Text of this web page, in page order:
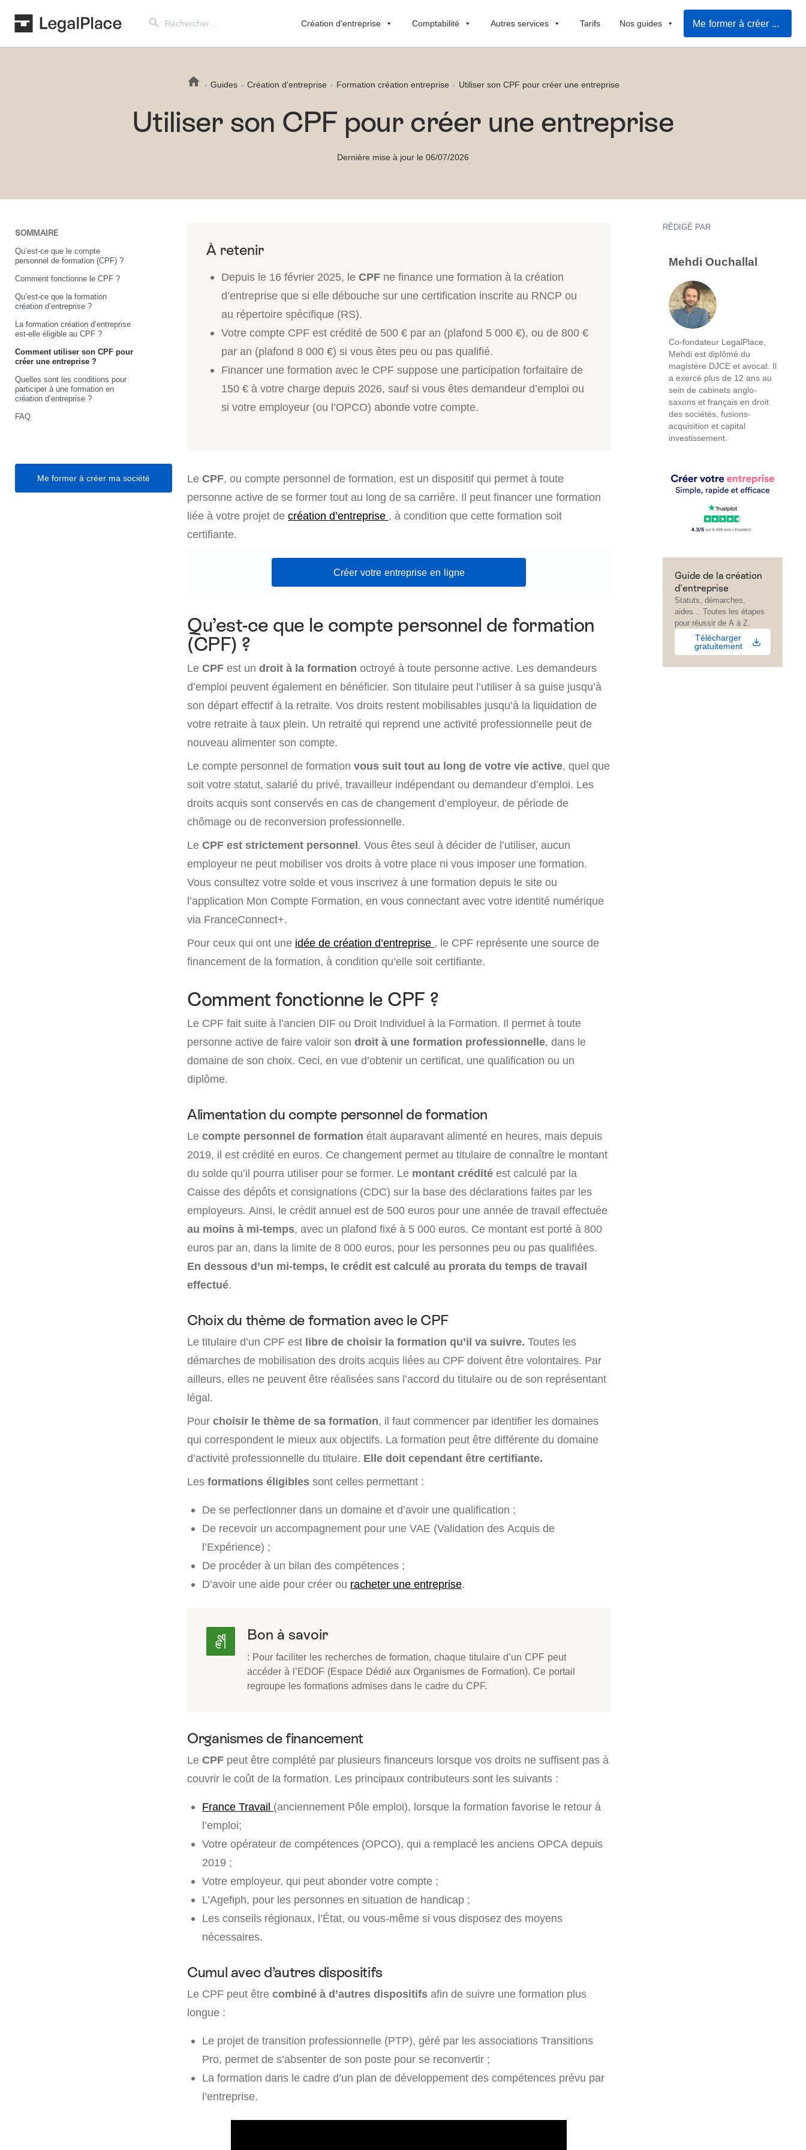
for:
Création d'entreprise Comptabilité Autres services Tarifs Nos guides Me former à créer ma société
Guides Création d'entreprise Formation création entreprise Utiliser son CPF pour créer une entreprise
Utiliser son CPF pour créer une entreprise
Dernière mise à jour le 06/07/2026
SOMMAIRE
Qu’est-ce que le compte
personnel de formation (CPF) ?
Comment fonctionne le CPF ?
Qu’est-ce que la formation
création d’entreprise ?
La formation création d’entreprise
est-elle éligible au CPF ?
Comment utiliser son CPF pour
créer une entreprise ?
Quelles sont les conditions pour
participer à une formation en
création d’entreprise ?
FAQ
Me former à créer ma société
Depuis le 16 février 2025, le CPF ne finance une formation à la création
d’entreprise que si elle débouche sur une certification inscrite au RNCP ou
au répertoire spécifique (RS).
Votre compte CPF est crédité de 500 € par an (plafond 5 000 €), ou de 800 €
par an (plafond 8 000 €) si vous êtes peu ou pas qualifié.
Financer une formation avec le CPF suppose une participation forfaitaire de
150 € à votre charge depuis 2026, sauf si vous êtes demandeur d’emploi ou
si votre employeur (ou l’OPCO) abonde votre compte.
Le CPF, ou compte personnel de formation, est un dispositif qui permet à toute
personne active de se former tout au long de sa carrière. Il peut financer une formation
liée à votre projet de création d’entreprise , à condition que cette formation soit
certifiante.
Créer votre entreprise en ligne
Qu’est-ce que le compte personnel de formation
(CPF) ?
Le CPF est un droit à la formation octroyé à toute personne active. Les demandeurs
d’emploi peuvent également en bénéficier. Son titulaire peut l’utiliser à sa guise jusqu’à
son départ effectif à la retraite. Vos droits restent mobilisables jusqu’à la liquidation de
votre retraite à taux plein. Un retraité qui reprend une activité professionnelle peut de
nouveau alimenter son compte.
Le compte personnel de formation vous suit tout au long de votre vie active, quel que
soit votre statut, salarié du privé, travailleur indépendant ou demandeur d’emploi. Les
droits acquis sont conservés en cas de changement d’employeur, de période de
chômage ou de reconversion professionnelle.
Le CPF est strictement personnel. Vous êtes seul à décider de l’utiliser, aucun
employeur ne peut mobiliser vos droits à votre place ni vous imposer une formation.
Vous consultez votre solde et vous inscrivez à une formation depuis le site ou
l’application Mon Compte Formation, en vous connectant avec votre identité numérique
via FranceConnect+.
Pour ceux qui ont une idée de création d’entreprise , le CPF représente une source de
financement de la formation, à condition qu’elle soit certifiante.
Comment fonctionne le CPF ?
Le CPF fait suite à l’ancien DIF ou Droit Individuel à la Formation. Il permet à toute
personne active de faire valoir son droit à une formation professionnelle, dans le
domaine de son choix. Ceci, en vue d’obtenir un certificat, une qualification ou un
diplôme.
Alimentation du compte personnel de formation
Le compte personnel de formation était auparavant alimenté en heures, mais depuis
2019, il est crédité en euros. Ce changement permet au titulaire de connaître le montant
du solde qu’il pourra utiliser pour se former. Le montant crédité est calculé par la
Caisse des dépôts et consignations (CDC) sur la base des déclarations faites par les
employeurs. Ainsi, le crédit annuel est de 500 euros pour une année de travail effectuée
au moins à mi-temps, avec un plafond fixé à 5 000 euros. Ce montant est porté à 800
euros par an, dans la limite de 8 000 euros, pour les personnes peu ou pas qualifiées.
En dessous d’un mi-temps, le crédit est calculé au prorata du temps de travail
effectué.
Choix du thème de formation avec le CPF
Le titulaire d’un CPF est libre de choisir la formation qu’il va suivre. Toutes les
démarches de mobilisation des droits acquis liées au CPF doivent être volontaires. Par
ailleurs, elles ne peuvent être réalisées sans l’accord du titulaire ou de son représentant
légal.
Pour choisir le thème de sa formation, il faut commencer par identifier les domaines
qui correspondent le mieux aux objectifs. La formation peut être différente du domaine
d’activité professionnelle du titulaire. Elle doit cependant être certifiante.
Les formations éligibles sont celles permettant :
De se perfectionner dans un domaine et d’avoir une qualification ;
De recevoir un accompagnement pour une VAE (Validation des Acquis de
l’Expérience) ;
De procéder à un bilan des compétences ;
D’avoir une aide pour créer ou racheter une entreprise.
Bon à savoir
: Pour faciliter les recherches de formation, chaque titulaire d’un CPF peut
accéder à l’EDOF (Espace Dédié aux Organismes de Formation). Ce portail
regroupe les formations admises dans le cadre du CPF.
Organismes de financement
Le CPF peut être complété par plusieurs financeurs lorsque vos droits ne suffisent pas à
couvrir le coût de la formation. Les principaux contributeurs sont les suivants :
France Travail (anciennement Pôle emploi), lorsque la formation favorise le retour à
l’emploi;
Votre opérateur de compétences (OPCO), qui a remplacé les anciens OPCA depuis
2019 ;
Votre employeur, qui peut abonder votre compte ;
L’Agefiph, pour les personnes en situation de handicap ;
Les conseils régionaux, l’État, ou vous-même si vous disposez des moyens
nécessaires.
Cumul avec d’autres dispositifs
Le CPF peut être combiné à d’autres dispositifs afin de suivre une formation plus
longue :
Le projet de transition professionnelle (PTP), géré par les associations Transitions
Pro, permet de s’absenter de son poste pour se reconvertir ;
La formation dans le cadre d’un plan de développement des compétences prévu par
l’entreprise.
RÉDIGÉ PAR
Mehdi Ouchallal
Co-fondateur LegalPlace,
Mehdi est diplômé du
magistère DJCE et avocat. Il
a exercé plus de 12 ans au
sein de cabinets anglo-
saxons et français en droit
des sociétés, fusions-
acquisition et capital
investissement.
Guide de la création
d'entreprise
Statuts, démarches,
aides... Toutes les étapes
pour réussir de A à Z.
Télécharger
gratuitement